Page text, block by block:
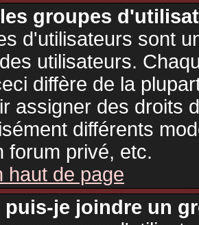
groupes
d'utilisateurs sont
utilisateurs.
diffère de la
assigner des droits
différents
forum privé, etc.
haut de page
puis-je joindre un